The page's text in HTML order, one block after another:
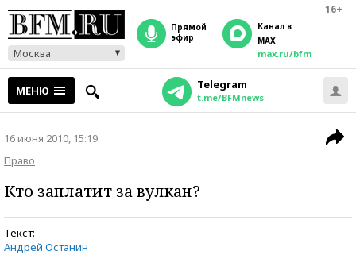
16+
Москва
прямой
эфир
Канал в
MAX
max.ru/bfm
МЕНЮ Telegram
t.me/BFMnews
16 июня 2010, 15:19
Право
Кто заплатит за вулкан?
Текст:
Андрей Останин